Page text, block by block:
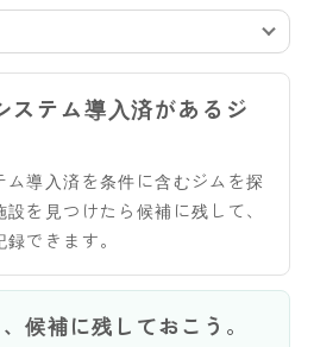
ステム導入済があるジ
導入済を条件に含むジムを探
を見つけたら候補に残して、
できます。
候補に残しておこう。